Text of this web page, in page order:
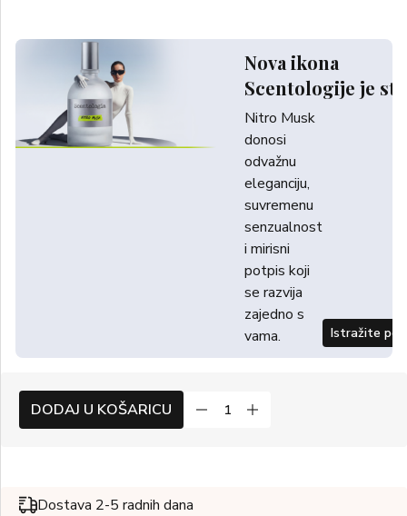
Nova ikona
Scentologije je
Nitro Musk
donosi
odvažnu
eleganciju,
suvremenu
senzualnost
i mirisni
potpis koji
se razvija
zajedno s
vama.
Istražite
DODAJ U KOŠARICU
Dostava 2-5 radnih dana